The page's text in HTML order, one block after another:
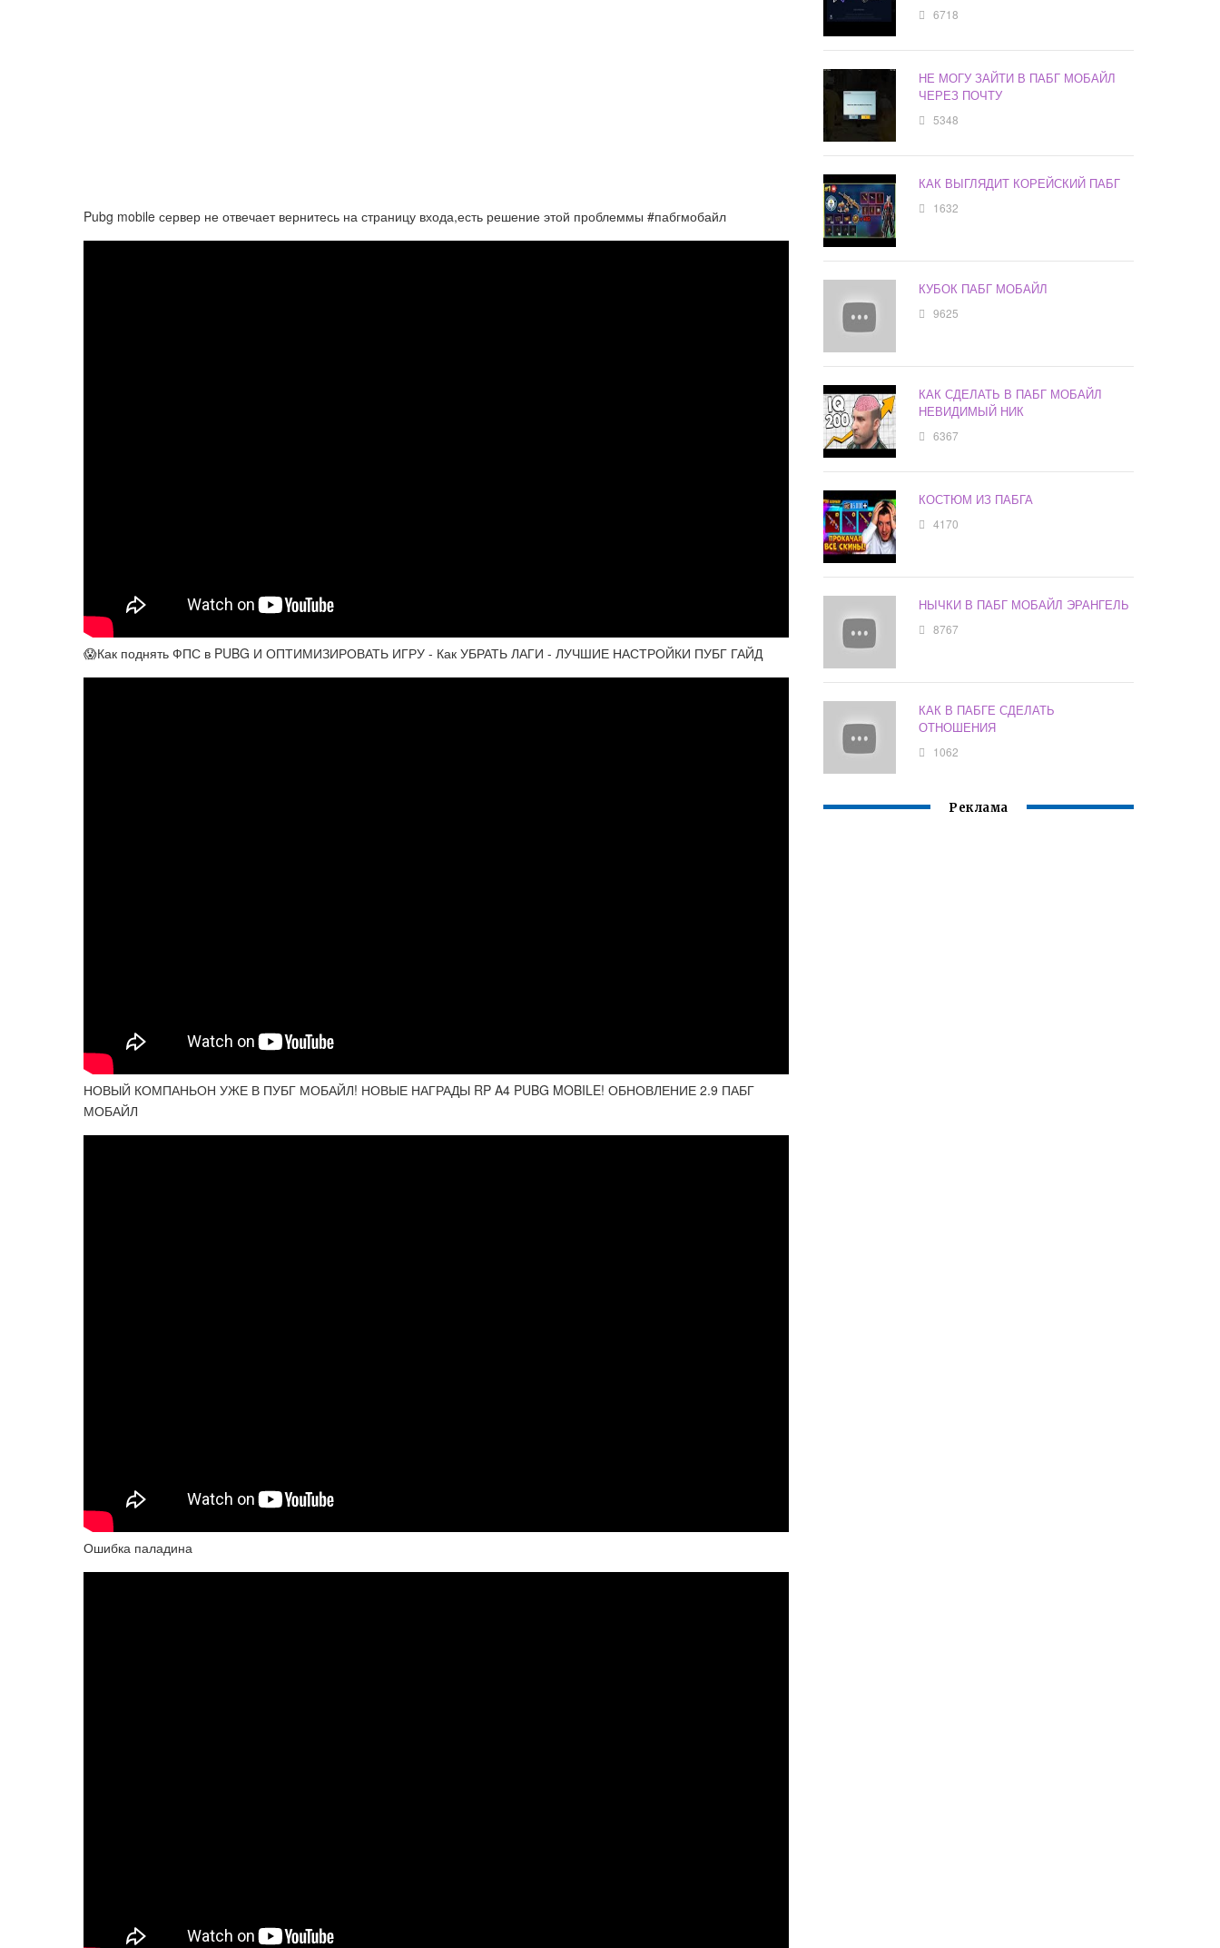
Pubg mobile сервер не отвечает вернитесь на страницу входа,есть решение этой проблеммы #пабгмобайл
😱Как поднять ФПС в PUBG И ОПТИМИЗИРОВАТЬ ИГРУ - Как УБРАТЬ ЛАГИ - ЛУЧШИЕ НАСТРОЙКИ ПУБГ ГАЙД
НОВЫЙ КОМПАНЬОН УЖЕ В ПУБГ МОБАЙЛ! НОВЫЕ НАГРАДЫ RP A4 PUBG MOBILE! ОБНОВЛЕНИЕ 2.9 ПАБГ
МОБАЙЛ
Ошибка паладина
6718
НЕ МОГУ ЗАЙТИ В ПАБГ МОБАЙЛ
ЧЕРЕЗ ПОЧТУ
5348
КАК ВЫГЛЯДИТ КОРЕЙСКИЙ ПАБГ
1632
КУБОК ПАБГ МОБАЙЛ
9625
КАК СДЕЛАТЬ В ПАБГ МОБАЙЛ
НЕВИДИМЫЙ НИК
6367
КОСТЮМ ИЗ ПАБГА
4170
НЫЧКИ В ПАБГ МОБАЙЛ ЭРАНГЕЛЬ
8767
КАК В ПАБГЕ СДЕЛАТЬ
ОТНОШЕНИЯ
1062
Реклама